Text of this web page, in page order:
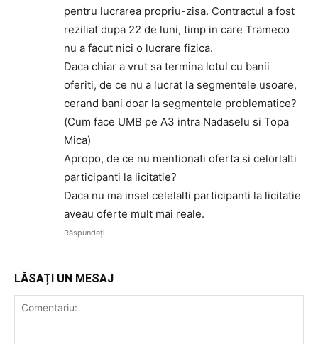
pentru lucrarea propriu-zisa. Contractul a fost
reziliat dupa 22 de luni, timp in care Trameco
nu a facut nici o lucrare fizica.
Daca chiar a vrut sa termina lotul cu banii
oferiti, de ce nu a lucrat la segmentele usoare,
cerand bani doar la segmentele problematice?
(Cum face UMB pe A3 intra Nadaselu si Topa
Mica)
Apropo, de ce nu mentionati oferta si celorlalti
participanti la licitatie?
Daca nu ma insel celelalti participanti la licitatie
aveau oferte mult mai reale.
Răspundeți
LĂSAȚI UN MESAJ